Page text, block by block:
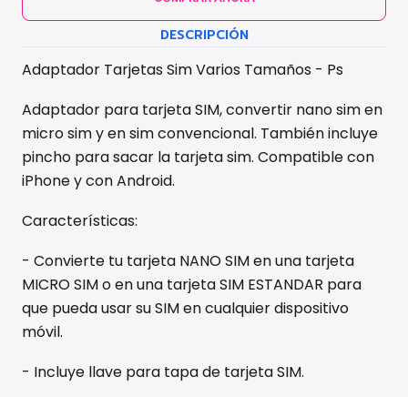
DESCRIPCIÓN
Adaptador Tarjetas Sim Varios Tamaños - Ps
Adaptador para tarjeta SIM, convertir nano sim en
micro sim y en sim convencional. También incluye
pincho para sacar la tarjeta sim. Compatible con
iPhone y con Android.
Características:
- Convierte tu tarjeta NANO SIM en una tarjeta
MICRO SIM o en una tarjeta SIM ESTANDAR para
que pueda usar su SIM en cualquier dispositivo
móvil.
- Incluye llave para tapa de tarjeta SIM.